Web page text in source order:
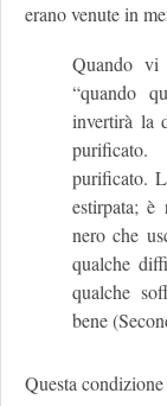
erano venute in
Quando vi
“quando
invertirà la
purificato.
purificato.
estirpata;
nero che
qualche
qualche
bene
Questa